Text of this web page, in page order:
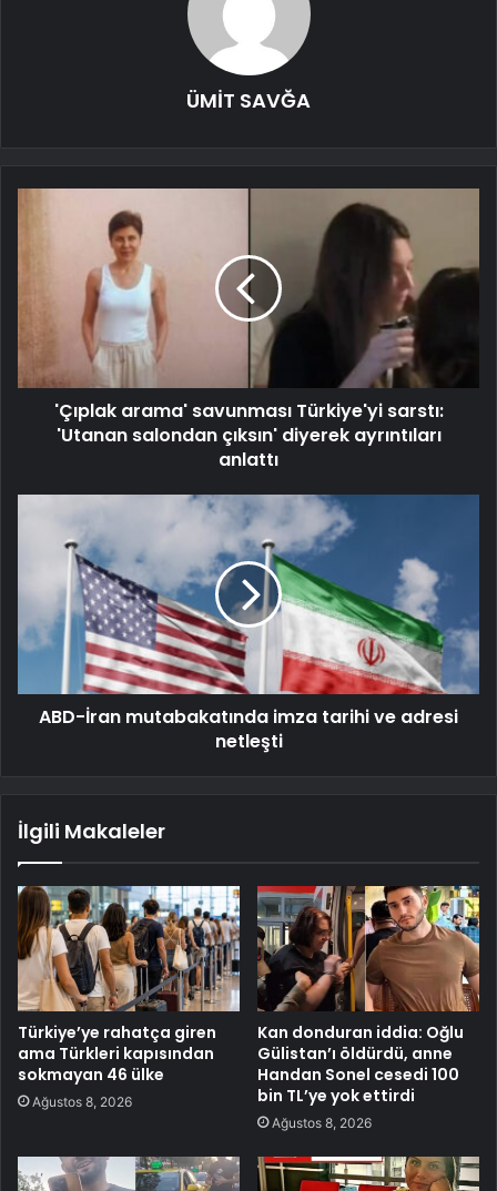
ÜMİT SAVĞA
'Çıplak arama' savunması Türkiye'yi sarstı:
'Utanan salondan çıksın' diyerek ayrıntıları
anlattı
ABD-İran mutabakatında imza tarihi ve adresi
netleşti
İlgili Makaleler
Türkiye’ye rahatça giren
ama Türkleri kapısından
sokmayan 46 ülke
Ağustos 8, 2026
Kan donduran iddia: Oğlu
Gülistan’ı öldürdü, anne
Handan Sonel cesedi 100
bin TL’ye yok ettirdi
Ağustos 8, 2026